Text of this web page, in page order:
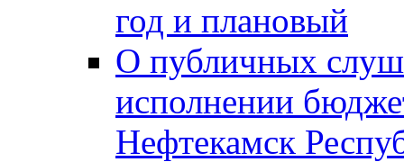
год и плановый
О публичных
исполнении
Нефтекамск